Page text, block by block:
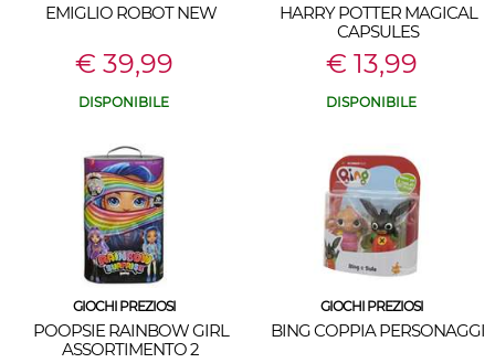
EMIGLIO ROBOT NEW
€ 39,99
DISPONIBILE
HARRY POTTER MAGICAL
CAPSULES
€ 13,99
DISPONIBILE
GIOCHI PREZIOSI
POOPSIE RAINBOW GIRL
ASSORTIMENTO 2
GIOCHI PREZIOSI
BING COPPIA PERSONAGGI